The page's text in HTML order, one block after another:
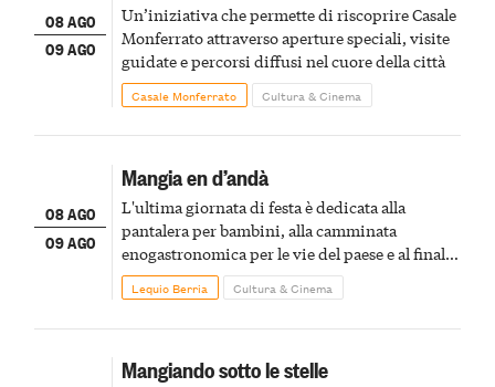
08 AGO
09 AGO
Un’iniziativa che permette di riscoprire Casale
Monferrato attraverso aperture speciali, visite
guidate e percorsi diffusi nel cuore della città
Casale Monferrato Cultura & Cinema
08 AGO
09 AGO
Mangia en d’andà
L'ultima giornata di festa è dedicata alla
pantalera per bambini, alla camminata
enogastronomica per le vie del paese e al finale
pirotecnico
Lequio Berria Cultura & Cinema
Mangiando sotto le stelle